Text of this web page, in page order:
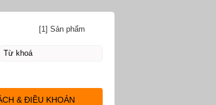
[1] Sản phẩm
& ĐIỀU KHOẢN